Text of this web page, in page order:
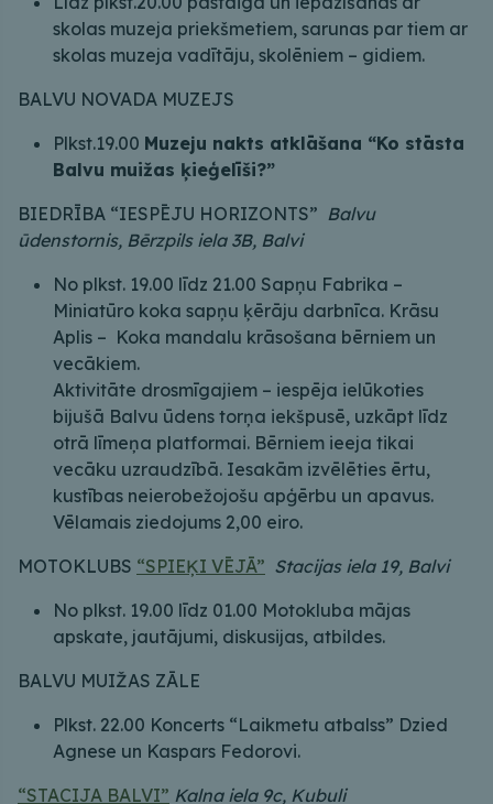
skolas muzeja priekšmetiem, sarunas par tiem ar
skolas muzeja vadītāju, skolēniem – gidiem.
BALVU NOVADA MUZEJS
Plkst.19.00 Muzeju nakts atklāšana “Ko stāsta
Balvu muižas ķieģelīši?”
BIEDRĪBA “IESPĒJU HORIZONTS” Balvu
ūdenstornis, Bērzpils iela 3B, Balvi
No plkst. 19.00 līdz 21.00 Sapņu Fabrika –
Miniatūro koka sapņu ķērāju darbnīca. Krāsu
Aplis – Koka mandalu krāsošana bērniem un
vecākiem.
Aktivitāte drosmīgajiem – iespēja ielūkoties
bijušā Balvu ūdens torņa iekšpusē, uzkāpt līdz
otrā līmeņa platformai. Bērniem ieeja tikai
vecāku uzraudzībā. Iesakām izvēlēties ērtu,
kustības neierobežojošu apģērbu un apavus.
Vēlamais ziedojums 2,00 eiro.
MOTOKLUBS “SPIEĶI VĒJĀ” Stacijas iela 19, Balvi
No plkst. 19.00 līdz 01.00 Motokluba mājas
apskate, jautājumi, diskusijas, atbildes.
BALVU MUIŽAS ZĀLE
Plkst. 22.00 Koncerts “Laikmetu atbalss” Dzied
Agnese un Kaspars Fedorovi.
“STACIJA BALVI” Kalna iela 9c, Kubuli